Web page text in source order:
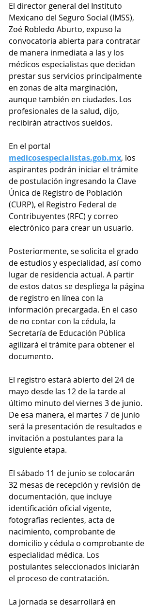
El director general del Instituto
Mexicano del Seguro Social (IMSS),
Zoé Robledo Aburto, expuso la
convocatoria abierta para contratar
de manera inmediata a las y los
médicos especialistas que decidan
prestar sus servicios principalmente
en zonas de alta marginación,
aunque también en ciudades. Los
profesionales de la salud, dijo,
recibirán atractivos sueldos.
En el portal
medicosespecialistas.gob.mx, los
aspirantes podrán iniciar el trámite
de postulación ingresando la Clave
Única de Registro de Población
(CURP), el Registro Federal de
Contribuyentes (RFC) y correo
electrónico para crear un usuario.
Posteriormente, se solicita el grado
de estudios y especialidad, así como
lugar de residencia actual. A partir
de estos datos se despliega la página
de registro en línea con la
información precargada. En el caso
de no contar con la cédula, la
Secretaría de Educación Pública
agilizará el trámite para obtener el
documento.
El registro estará abierto del 24 de
mayo desde las 12 de la tarde al
último minuto del viernes 3 de junio.
De esa manera, el martes 7 de junio
será la presentación de resultados e
invitación a postulantes para la
siguiente etapa.
El sábado 11 de junio se colocarán
32 mesas de recepción y revisión de
documentación, que incluye
identificación oficial vigente,
fotografías recientes, acta de
nacimiento, comprobante de
domicilio y cédula o comprobante de
especialidad médica. Los
postulantes seleccionados iniciarán
el proceso de contratación.
La jornada se desarrollará en